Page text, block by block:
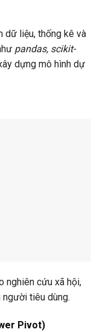
dữ liệu, thống kê và
pandas, scikit-
dựng mô hình dự
nghiên cứu xã hội,
người tiêu dùng.
Pivot)